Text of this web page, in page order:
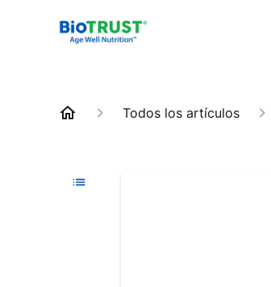
Todos los artículos